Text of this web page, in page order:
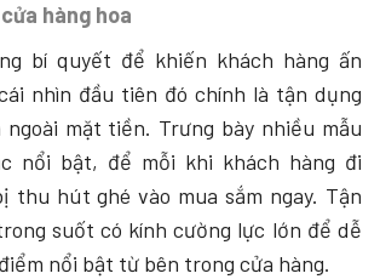
hàng hoa
bí quyết để khiến khách hàng ấn
nhìn đầu tiên đó chính là tận dụng
ngoài mặt tiền. Trưng bày nhiều mẫu
nổi bật, để mỗi khi khách hàng đi
thu hút ghé vào mua sắm ngay. Tận
suốt có kính cường lực lớn để dễ
nổi bật từ bên trong cửa hàng.